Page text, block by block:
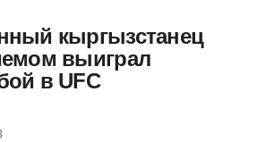
кыргызстанец
выиграл
в UFC